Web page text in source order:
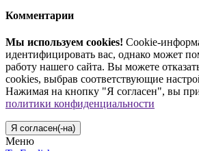
Комментарии
Мы используем cookies! Cookie-
идентифицировать вас, однако может
работу нашего сайта. Вы можете
cookies, выбрав соответствующие
Нажимая на кнопку "Я согласен", вы
политики конфиденциальности
Я согласен(-на)
Меню